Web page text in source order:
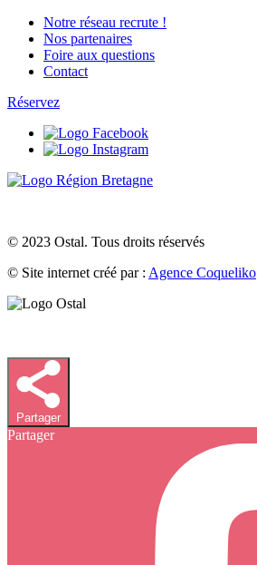
Notre réseau recrute !
Nos partenaires
Foire aux questions
Contact
Réservez
© 2023 Ostal. Tous droits réservés
© Site internet créé par : Agence Coqueliko
Partager
Partager